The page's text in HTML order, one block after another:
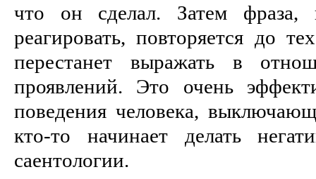
что он сделал. Затем фраза,
реагировать, повторяется до
перестанет выражать в
проявлений. Это очень
поведения человека,
кто-то начинает делать
саентологии.